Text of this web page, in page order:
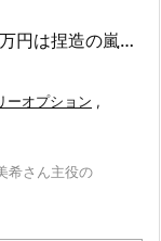
円は捏造の嵐…
ーオプション ,
希さん主役の